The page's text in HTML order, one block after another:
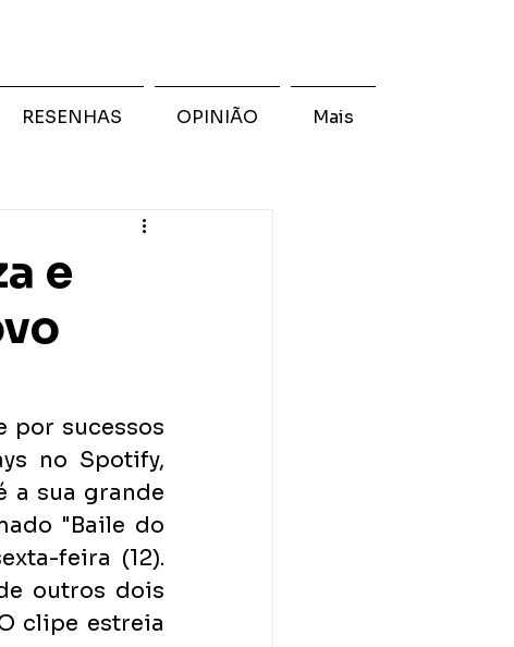
e
por sucessos
a sua grande
"Baile do
outros dois
clipe estreia
RESENHAS OPINIÃO Mais